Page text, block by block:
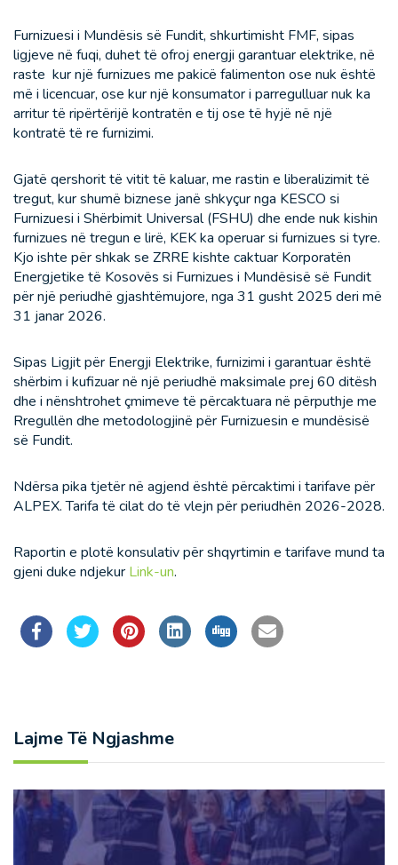
Furnizuesi i Mundësis së Fundit, shkurtimisht FMF, sipas
ligjeve në fuqi, duhet të ofroj energji garantuar elektrike, në
raste kur një furnizues me pakicë falimenton ose nuk është
më i licencuar, ose kur një konsumator i parregulluar nuk ka
arritur të ripërtërijë kontratën e tij ose të hyjë në një
kontratë të re furnizimi.
Gjatë qershorit të vitit të kaluar, me rastin e liberalizimit të
tregut, kur shumë biznese janë shkyçur nga KESCO si
Furnizuesi i Shërbimit Universal (FSHU) dhe ende nuk kishin
furnizues në tregun e lirë, KEK ka operuar si furnizues si tyre.
Kjo ishte për shkak se ZRRE kishte caktuar Korporatën
Energjetike të Kosovës si Furnizues i Mundësisë së Fundit
për një periudhë gjashtëmujore, nga 31 gusht 2025 deri më
31 janar 2026.
Sipas Ligjit për Energji Elektrike, furnizimi i garantuar është
shërbim i kufizuar në një periudhë maksimale prej 60 ditësh
dhe i nënshtrohet çmimeve të përcaktuara në përputhje me
Rregullën dhe metodologjinë për Furnizuesin e mundësisë
së Fundit.
Ndërsa pika tjetër në agjend është përcaktimi i tarifave për
ALPEX. Tarifa të cilat do të vlejn për periudhën 2026-2028.
Raportin e plotë konsulativ për shqyrtimin e tarifave mund ta
gjeni duke ndjekur Link-un.
Lajme Të Ngjashme